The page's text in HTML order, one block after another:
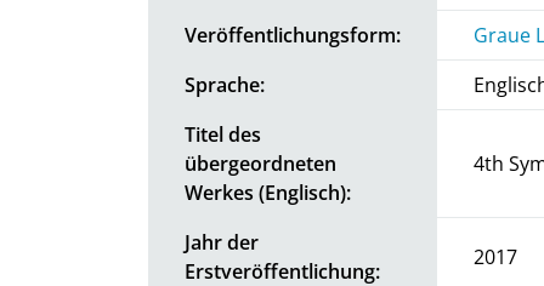
Veröffentlichungsform:
Graue
Sprache:
Titel des
übergeordneten
Werkes (Englisch):
4th
Jahr der
Erstveröffentlichung:
2017